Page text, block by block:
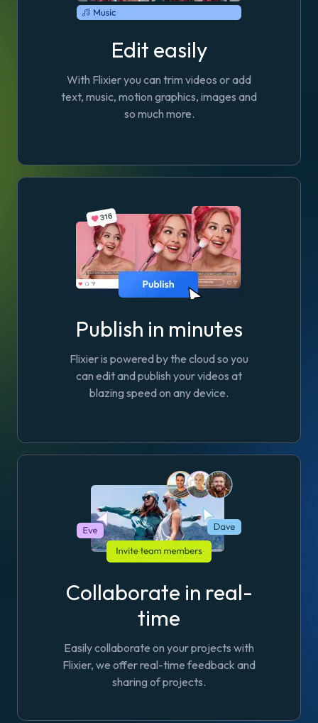
Edit easily
With Flixier you can trim videos or add
text, music, motion graphics, images and
so much more.
Publish in minutes
Flixier is powered by the cloud so you
can edit and publish your videos at
blazing speed on any device.
Collaborate in real-
time
Easily collaborate on your projects with
Flixier, we offer real-time feedback and
sharing of projects.